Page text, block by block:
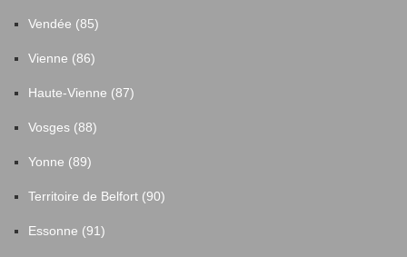
Vendée (85)
Vienne (86)
Haute-Vienne (87)
Vosges (88)
Yonne (89)
Territoire de Belfort (90)
Essonne (91)